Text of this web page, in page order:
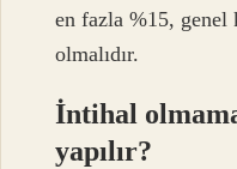
en fazla %15, genel
olmalıdır.
İntihal
yapılır?